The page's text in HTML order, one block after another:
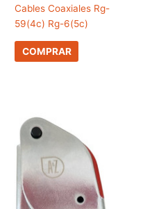
Cables Coaxiales Rg-
59(4c) Rg-6(5c)
COMPRAR